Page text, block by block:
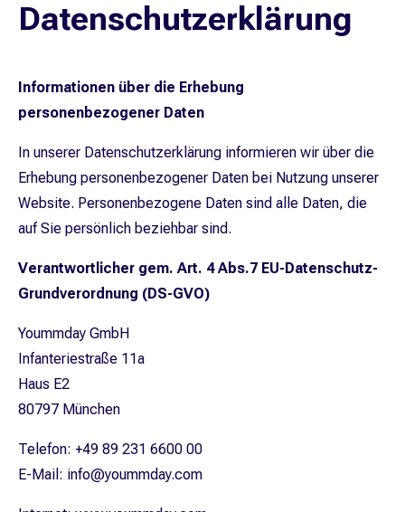
Datenschutzerklärung
Informationen über die Erhebung
personenbezogener Daten
In unserer Datenschutzerklärung informieren wir über die
Erhebung personenbezogener Daten bei Nutzung unserer
Website. Personenbezogene Daten sind alle Daten, die
auf Sie persönlich beziehbar sind.
Verantwortlicher gem. Art. 4 Abs.7 EU-Datenschutz-
Grundverordnung (DS-GVO)
Yoummday GmbH
Infanteriestraße 11a
Haus E2
80797 München
Telefon: +49 89 231 6600 00
E-Mail: info@yoummday.com